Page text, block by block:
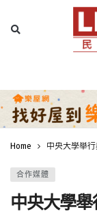
Home 中央大學舉
合作媒體
中央大學